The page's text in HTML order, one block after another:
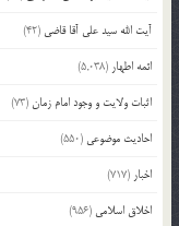
آیت الله سید علی آقا قاضی (42)
ائمه اطهار (5,038)
اثبات ولایت و وجود امام زمان(73)
احادیث موضوعی (550)
اخبار (717)
اخلاق اسلامی (956)